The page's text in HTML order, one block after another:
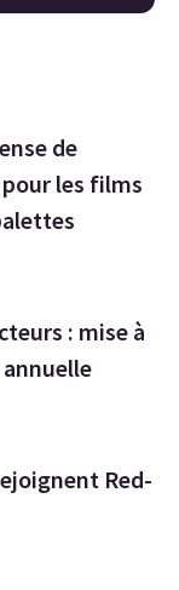
de
les films
: mise à
Red-